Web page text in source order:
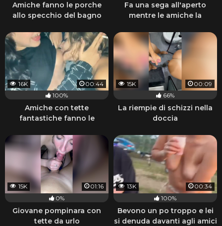
Amiche fanno le porche
allo specchio del bagno
Fa una sega all'aperto
mentre le amiche la
16K
00:44
100%
Amiche con tette
fantastiche fanno le
15K
00:09
66%
La riempie di schizzi nella
doccia
15K
01:16
0%
Giovane pompinara con
tette da urlo
13K
00:34
100%
Bevono un po troppo e lei
si denuda davanti agli amici